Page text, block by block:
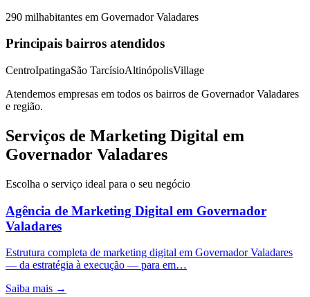
290 milhabitantes em Governador Valadares
Principais bairros atendidos
CentroIpatingaSão TarcísioAltinópolisVillage
Atendemos empresas em todos os bairros de Governador Valadares
e região.
Serviços de Marketing Digital em
Governador Valadares
Escolha o serviço ideal para o seu negócio
Agência de Marketing Digital em Governador
Valadares
Estrutura completa de marketing digital em Governador Valadares
— da estratégia à execução — para em…
Saiba mais →